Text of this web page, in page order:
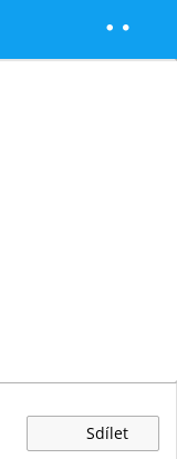
Sdílet